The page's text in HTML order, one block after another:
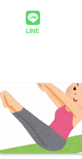
LINE